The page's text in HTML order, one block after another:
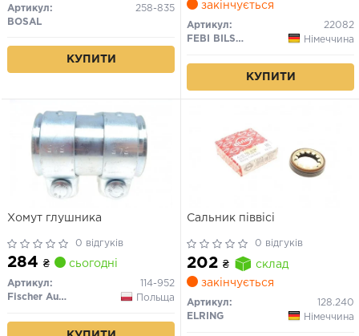
Артикул:
258-835
BOSAL
КУПИТИ
закінчується
Артикул:
22082
FEBI BILSTEIN
Німеччина
КУПИТИ
Хомут глушника
0 відгуків
284 ₴ сьогодні
Артикул:
114-952
Fischer Automotive One (FA1)
Польща
Сальник піввісі
0 відгуків
202 ₴
склад
закінчується
Артикул:
128.240
ELRING
Німеччина